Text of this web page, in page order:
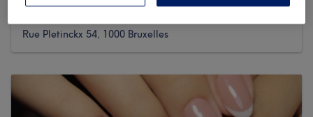
Rue Pletinckx 54, 1000 Bruxelles